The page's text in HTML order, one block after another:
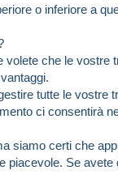
o inferiore a
che le
tutte le
ci consentirà
siamo certi che
Se